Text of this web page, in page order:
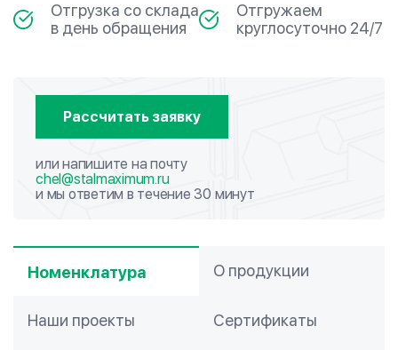
Отгрузка со склада
в день обращения
Отгружаем
круглосуточно 24/7
Рассчитать заявку
или напишите на почту
chel@stalmaximum.ru
и мы ответим в течение 30 минут
Номенклатура О продукции
Наши проекты Сертификаты